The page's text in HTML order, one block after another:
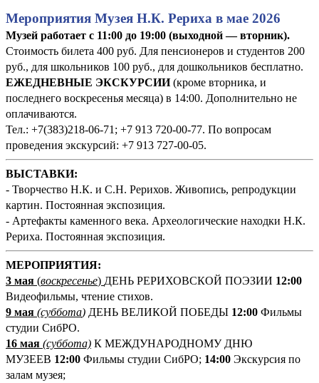
Мероприятия Музея Н.К. Рериха в мае 2026
Музей работает с 11:00 до 19:00 (выходной — вторник).
Стоимость билета 400 руб. Для пенсионеров и студентов 200
руб., для школьников 100 руб., для дошкольников бесплатно.
ЕЖЕДНЕВНЫЕ ЭКСКУРСИИ(кроме вторника, и
последнего воскресенья месяца) в 14:00. Дополнительно не
оплачиваются.
Тел.: +7(383)218-06-71; +7 913 720-00-77. По вопросам
проведения экскурсий: +7 913 727-00-05.
ВЫСТАВКИ:
- Творчество Н.К. и С.Н. Рерихов. Живопись, репродукции
картин. Постоянная экспозиция.
- Артефакты каменного века. Археологические находки Н.К.
Рериха. Постоянная экспозиция.
МЕРОПРИЯТИЯ:
3 мая (воскресенье) ДЕНЬ РЕРИХОВСКОЙ ПОЭЗИИ 12:00
Видеофильмы, чтение стихов.
9 мая (суббота) ДЕНЬ ВЕЛИКОЙ ПОБЕДЫ 12:00 Фильмы
студии СибРО.
16 мая (суббота) К МЕЖДУНАРОДНОМУ ДНЮ
МУЗЕЕВ 12:00 Фильмы студии СибРО; 14:00 Экскурсия по
залам музея;